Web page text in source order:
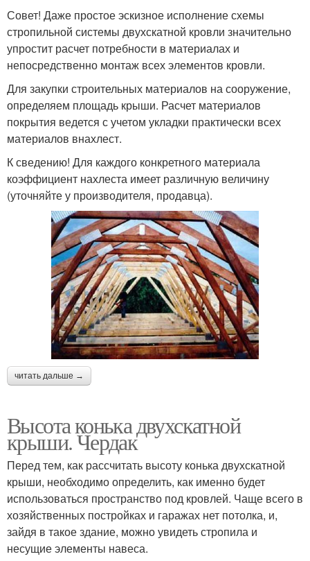
Совет! Даже простое эскизное исполнение схемы
стропильной системы двухскатной кровли значительно
упростит расчет потребности в материалах и
непосредственно монтаж всех элементов кровли.
Для закупки строительных материалов на сооружение,
определяем площадь крыши. Расчет материалов
покрытия ведется с учетом укладки практически всех
материалов внахлест.
К сведению! Для каждого конкретного материала
коэффициент нахлеста имеет различную величину
(уточняйте у производителя, продавца).
читать дальше →
Высота конька двухскатной
крыши. Чердак
Перед тем, как рассчитать высоту конька двухскатной
крыши, необходимо определить, как именно будет
использоваться пространство под кровлей. Чаще всего в
хозяйственных постройках и гаражах нет потолка, и,
зайдя в такое здание, можно увидеть стропила и
несущие элементы навеса.